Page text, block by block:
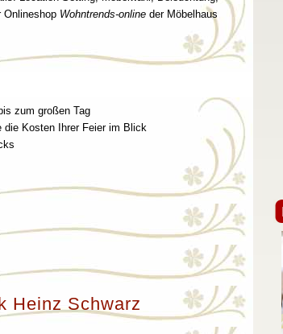
Onlineshop Wohntrends-online der Möbelhaus
zum großen Tag
die Kosten Ihrer Feier im Blick
Heinz Schwarz